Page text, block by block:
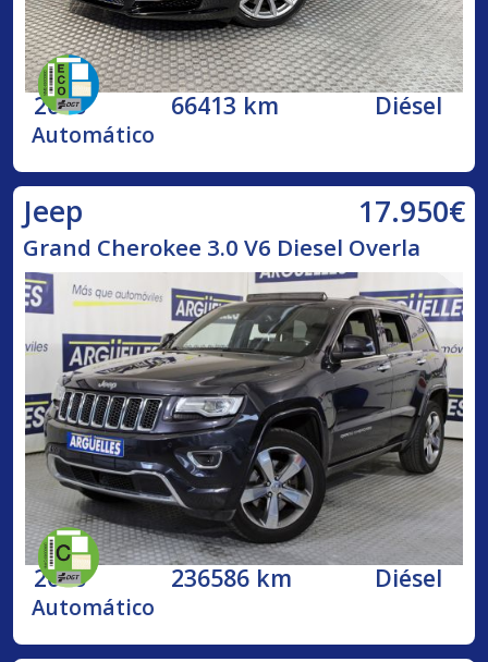
2016 66413 km Diésel
Automático
Jeep 17.950€
Grand Cherokee 3.0 V6 Diesel Overla
2016 236586 km Diésel
Automático